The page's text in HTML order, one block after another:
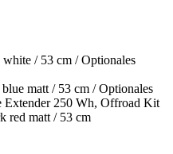
/ 53 cm / Optionales
matt / 53 cm / Optionales
Extender 250 Wh, Offroad Kit
red matt / 53 cm